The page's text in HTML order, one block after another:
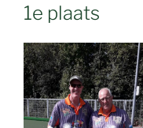
1e plaats